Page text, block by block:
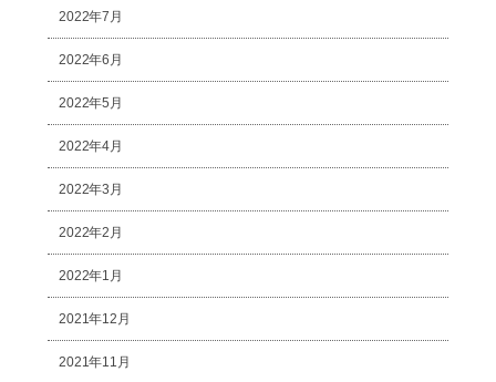
2022年7月
2022年6月
2022年5月
2022年4月
2022年3月
2022年2月
2022年1月
2021年12月
2021年11月